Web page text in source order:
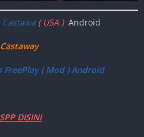
Castawa ( USA ) Android
FreePlay ( Mod ) Android
DISINI